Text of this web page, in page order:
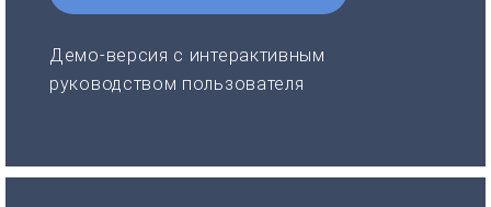
Демо-версия с интерактивным
руководством пользователя